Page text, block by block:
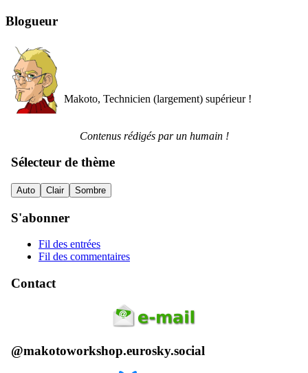
Blogueur
Makoto, Technicien (largement) supérieur !
Contenus rédigés par un humain !
Sélecteur de thème
Auto Clair Sombre
S'abonner
Fil des entrées
Fil des commentaires
Contact
@makotoworkshop.eurosky.social